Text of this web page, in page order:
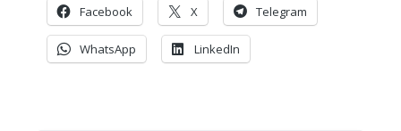
Facebook X Telegram
WhatsApp LinkedIn